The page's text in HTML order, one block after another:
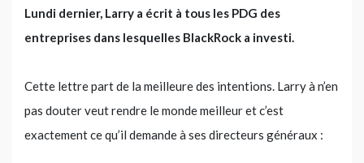
Lundi dernier, Larry a écrit à tous les PDG des
entreprises dans lesquelles BlackRock a investi.
Cette lettre part de la meilleure des intentions. Larry à n’en
pas douter veut rendre le monde meilleur et c’est
exactement ce qu’il demande à ses directeurs généraux :